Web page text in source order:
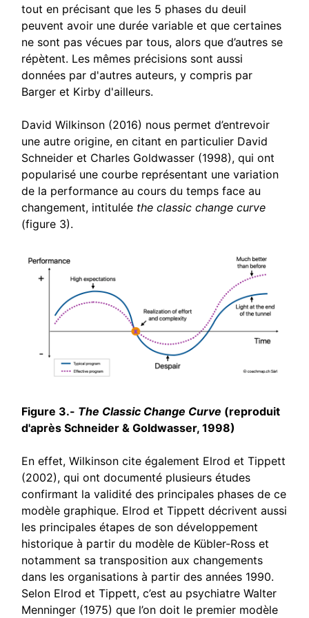
tout en précisant que les 5 phases du deuil
peuvent avoir une durée variable et que certaines
ne sont pas vécues par tous, alors que d’autres se
répètent. Les mêmes précisions sont aussi
données par d'autres auteurs, y compris par
Barger et Kirby d'ailleurs.
David Wilkinson (2016) nous permet d’entrevoir
une autre origine, en citant en particulier David
Schneider et Charles Goldwasser (1998), qui ont
popularisé une courbe représentant une variation
de la performance au cours du temps face au
changement, intitulée the classic change curve
(figure 3).
Figure 3.- The Classic Change Curve (reproduit
d'après Schneider & Goldwasser, 1998)
En effet, Wilkinson cite également Elrod et Tippett
(2002), qui ont documenté plusieurs études
confirmant la validité des principales phases de ce
modèle graphique. Elrod et Tippett décrivent aussi
les principales étapes de son développement
historique à partir du modèle de Kübler-Ross et
notamment sa transposition aux changements
dans les organisations à partir des années 1990.
Selon Elrod et Tippett, c’est au psychiatre Walter
Menninger (1975) que l’on doit le premier modèle